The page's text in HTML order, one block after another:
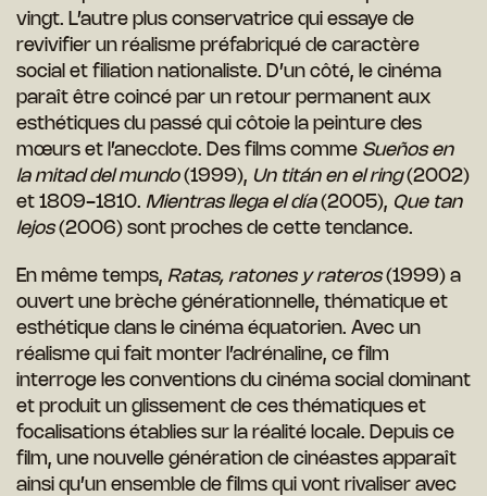
vingt. L’autre plus conservatrice qui essaye de
revivifier un réalisme préfabriqué de caractère
social et filiation nationaliste. D’un côté, le cinéma
paraît être coincé par un retour permanent aux
esthétiques du passé qui côtoie la peinture des
mœurs et l’anecdote. Des films comme Sueños en
la mitad del mundo(1999), Un titán en el ring(2002)
et 1809-1810. Mientras llega el día(2005), Que tan
lejos(2006) sont proches de cette tendance.
En même temps, Ratas, ratones y rateros(1999) a
ouvert une brèche générationnelle, thématique et
esthétique dans le cinéma équatorien. Avec un
réalisme qui fait monter l’adrénaline, ce film
interroge les conventions du cinéma social dominant
et produit un glissement de ces thématiques et
focalisations établies sur la réalité locale. Depuis ce
film, une nouvelle génération de cinéastes apparaît
ainsi qu’un ensemble de films qui vont rivaliser avec